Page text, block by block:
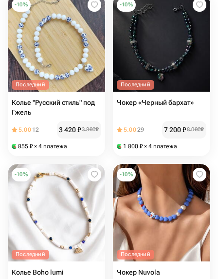
-10%
Последний
Колье "Русский стиль" под
Гжель
5.00 12 3 420₽3 800₽
855 ₽ × 4 платежа
-10%
Последний
Чокер «Черный бархат»
5.0029 7 200₽8 000₽
1 800 ₽ × 4 платежа
-10%
Последний
Колье Boho lumi
-10%
Последний
Чокер Nuvola